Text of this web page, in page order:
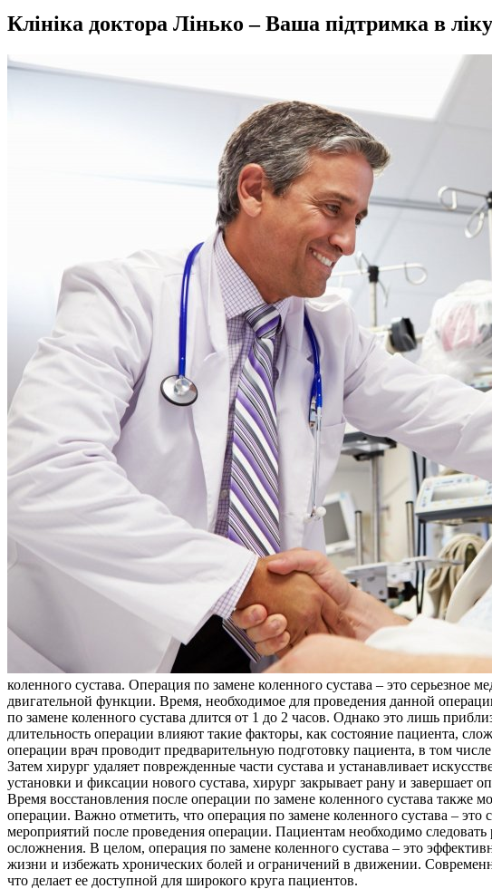
Клініка доктора Лінько – Ваша підтримка в
коленного сустава. Операция по замене коленного сустава – это
двигательной функции. Время, необходимое для проведения данной
по замене коленного сустава длится от 1 до 2 часов. Однако это лишь
длительность операции влияют такие факторы, как состояние пациента,
операции врач проводит предварительную подготовку пациента, в том
Затем хирург удаляет поврежденные части сустава и устанавливает
установки и фиксации нового сустава, хирург закрывает рану и
Время восстановления после операции по замене коленного сустава также
операции. Важно отметить, что операция по замене коленного сустава –
мероприятий после проведения операции. Пациентам необходимо
осложнения. В целом, операция по замене коленного сустава – это
жизни и избежать хронических болей и ограничений в движении.
что делает ее доступной для широкого круга пациентов.